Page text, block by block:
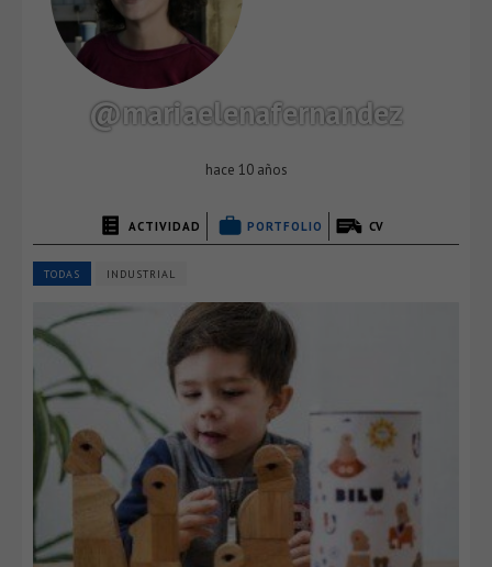
@mariaelenafernandez
hace 10 años
ACTIVIDAD PORTFOLIO CV
TODAS INDUSTRIAL